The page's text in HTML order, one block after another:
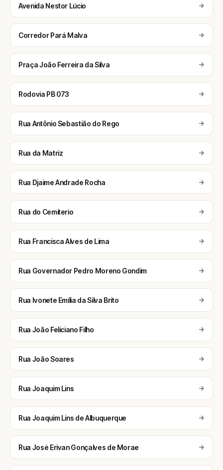
Avenida Nestor Lúcio
Corredor Pará Malva
Praça João Ferreira da Silva
Rodovia PB 073
Rua Antônio Sebastião do Rego
Rua da Matriz
Rua Djaime Andrade Rocha
Rua do Cemiterio
Rua Francisca Alves de Lima
Rua Governador Pedro Moreno Gondim
Rua Ivonete Emília da Silva Brito
Rua João Feliciano Filho
Rua João Soares
Rua Joaquim Lins
Rua Joaquim Lins de Albuquerque
Rua José Erivan Gonçalves de Morae